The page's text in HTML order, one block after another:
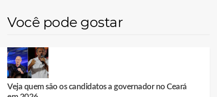
Você pode gostar
Veja quem são os candidatos a governador no Ceará